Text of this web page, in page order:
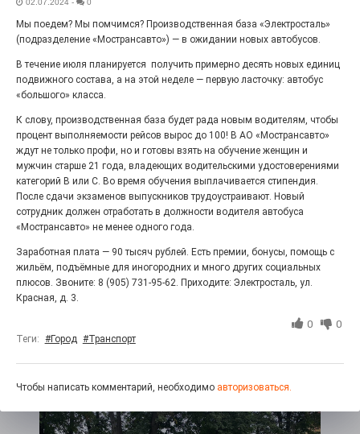
проект, на который электростальцев приглашает к
себе Выставочный зал им. Олега Коняшина.
«Районы-кварталы»
путешествуют по городу
0
02.07.2024 - 0
Мы поедем? Мы помчимся? Производственная база «Электросталь»
(подразделение «Мострансавто») — в ожидании новых автобусов.
В течение июля планируется получить примерно десять новых единиц
подвижного состава, а на этой неделе — первую ласточку: автобус
«большого» класса.
К слову, производственная база будет рада новым водителям, чтобы
процент выполняемости рейсов вырос до 100! В АО «Мострансавто»
ждут не только профи, но и готовы взять на обучение женщин и
мужчин старше 21 года, владеющих водительскими удостоверениями
категорий В или С. Во время обучения выплачивается стипендия.
После сдачи экзаменов выпускников трудоустраивают. Новый
сотрудник должен отработать в должности водителя автобуса
«Мострансавто» не менее одного года.
Заработная плата — 90 тысяч рублей. Есть премии, бонусы, помощь с
жильём, подъёмные для иногородних и много других социальных
плюсов. Звоните: 8 (905) 731-95-62. Приходите: Электросталь, ул.
Красная, д. 3.
0 0
Теги: #Город #Транспорт
Чтобы написать комментарий, необходимо авторизоваться.